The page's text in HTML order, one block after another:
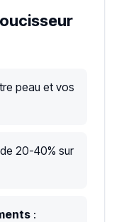
peau et vos
20-40% sur
: